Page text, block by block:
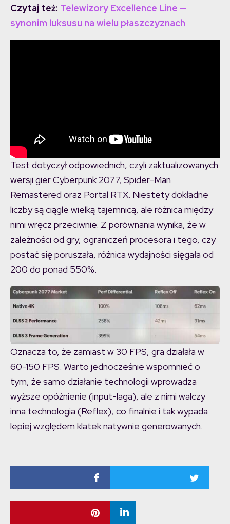
Czytaj też: Telewizory Excellence Line —
synonim luksusu na wielu płaszczyznach
Test dotyczył odpowiednich, czyli zaktualizowanych
wersji gier Cyberpunk 2077, Spider-Man
Remastered oraz Portal RTX. Niestety dokładne
liczby są ciągle wielką tajemnicą, ale różnica między
nimi wręcz przeciwnie. Z porównania wynika, że w
zależności od gry, ograniczeń procesora i tego, czy
postać się poruszała, różnica wydajności sięgała od
200 do ponad 550%.
Oznacza to, że zamiast w 30 FPS, gra działała w
60-150 FPS. Warto jednocześnie wspomnieć o
tym, że samo działanie technologii wprowadza
wyższe opóźnienie (input-laga), ale z nimi walczy
inna technologia (Reflex), co finalnie i tak wypada
lepiej względem klatek natywnie generowanych.